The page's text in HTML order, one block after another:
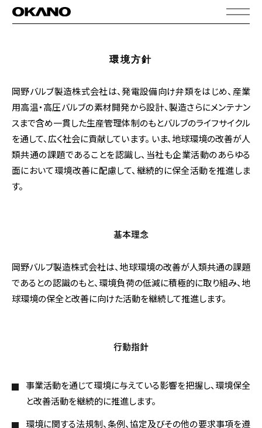
環境方針
岡野バルブ製造株式会社は、発電設備向け弁類をはじめ、産業
用高温・高圧バルブの素材開発から設計、製造さらにメンテナン
スまで含め一貫した生産管理体制のもとバルブのライフサイクル
を通して、広く社会に貢献しています。 いま、地球環境の改善が人
類共通の課題であることを認識し、当社も企業活動のあらゆる
面において環境改善に配慮して、継続的に保全活動を推進しま
す。
基本理念
岡野バルブ製造株式会社は、地球環境の改善が人類共通の課題
であるとの認識のもと、環境負荷の低減に積極的に取り組み、地
球環境の保全と改善に向けた活動を継続して推進します。
行動指針
事業活動を通じて環境に与えている影響を把握し、環境保全
と改善活動を継続的に推進します。
環境に関する法規制、条例、協定及びその他の要求事項を遵